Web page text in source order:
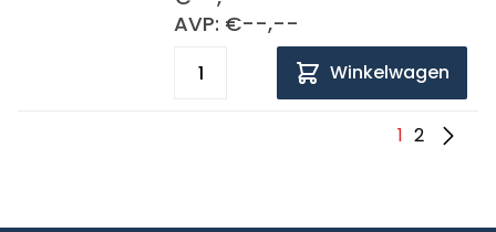
AVP: €--,--
Winkelwagen
1 2